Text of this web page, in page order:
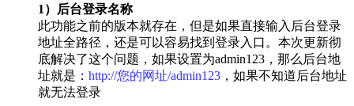
1）后台登录名称
此功能之前的版本就存在，但是如果直接输入后台登录
地址全路径，还是可以容易找到登录入口。本次更新彻
底解决了这个问题，如果设置为admin123，那么后台地
址就是： http://您的网址/admin123 ，如果不知道后台地址
就无法登录